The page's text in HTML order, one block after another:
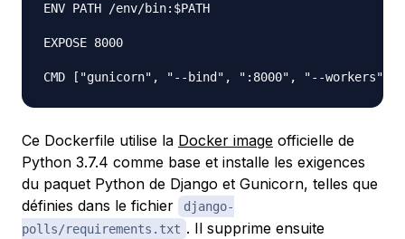
ENV PATH /env/bin:$PATH
EXPOSE 8000
Ce Dockerfile utilise la Docker image officielle de
Python 3.7.4 comme base et installe les exigences
du paquet Python de Django et Gunicorn, telles que
définies dans le fichier
django-
polls/requirements.txt . Il supprime ensuite